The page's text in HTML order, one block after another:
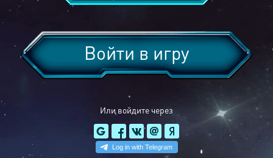
Или войдите через
Войти в игру